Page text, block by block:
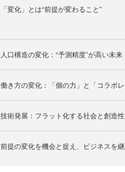
「変化」とは“前提が変わること”
人口構造の変化：“予測精度”が高い未来
働き方の変化：「個の力」と「コラボ
技術発展：フラット化する社会と創造性
前提の変化を機会と捉え、ビジネスを